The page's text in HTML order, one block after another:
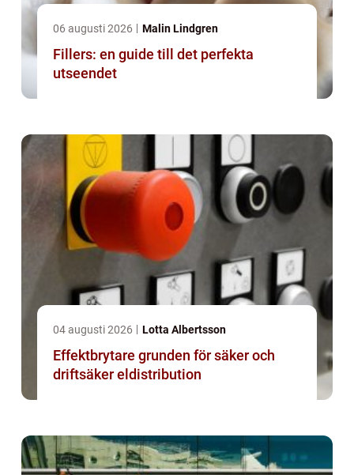
06 augusti 2026 Malin Lindgren
Fillers: en guide till det perfekta
utseendet
04 augusti 2026 Lotta Albertsson
Effektbrytare grunden för säker och
driftsäker eldistribution